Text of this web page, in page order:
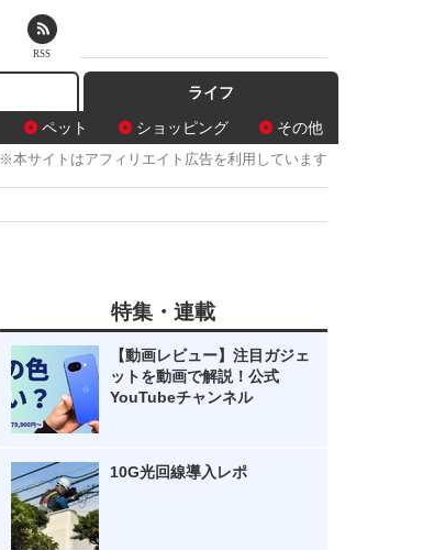
ライフ
ペット ショッピング その他
※本サイトはアフィリエイト広告を利用しています
特集・連載
【動画レビュー】注目ガジェ
ットを動画で解説！公式
YouTubeチャンネル
10G光回線導入レポ
RSS